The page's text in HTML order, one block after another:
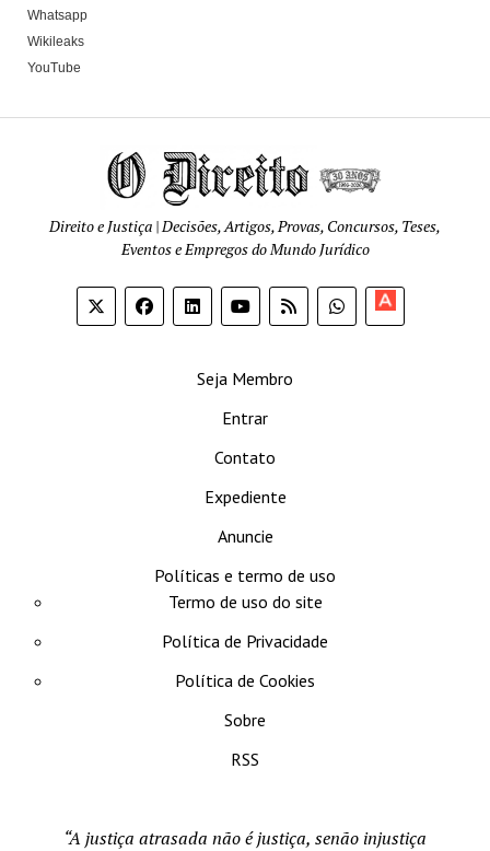
Whatsapp
Wikileaks
YouTube
Direito e Justiça | Decisões, Artigos, Provas, Concursos, Teses,
Eventos e Empregos do Mundo Jurídico
Seja Membro
Entrar
Contato
Expediente
Anuncie
Políticas e termo de uso
Termo de uso do site
Política de Privacidade
Política de Cookies
Sobre
RSS
“A justiça atrasada não é justiça, senão injustiça